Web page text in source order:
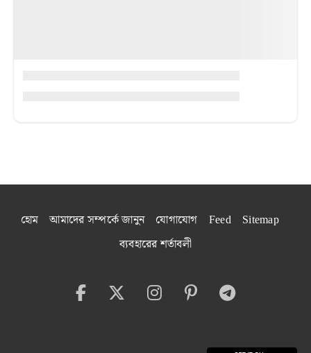
হোম আমাদের সম্পর্কে জানুন যোগাযোগ Feed
Sitemap
ব্যবহারের শর্তাবলী